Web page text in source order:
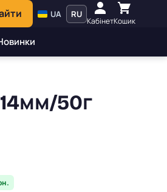
UA RU
КабінетКошик
50г